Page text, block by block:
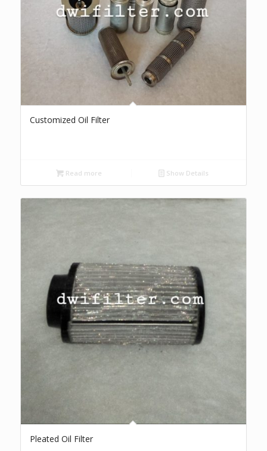
Customized Oil Filter
Read more Show Details
Pleated Oil Filter